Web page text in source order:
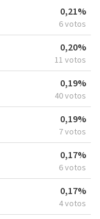
0,21%
6 votos
0,20%
11 votos
0,19%
40 votos
0,19%
7 votos
0,17%
6 votos
0,17%
4 votos